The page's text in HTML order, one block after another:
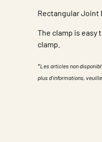
Rectangular Joint
The clamp is
clamp.
*Les articles non
plus d'informations,